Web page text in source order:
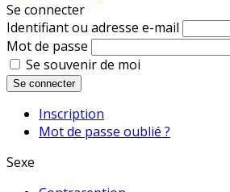
Se connecter
Identifiant ou adresse e-mail
Mot de passe
Se souvenir de moi
Se connecter
Inscription
Mot de passe oublié ?
Sexe